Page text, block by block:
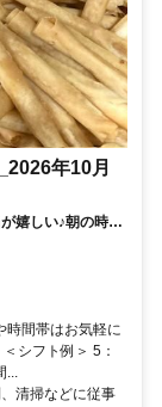
年10月
嬉しい♪朝の時間
時間帯はお気軽に
シフト例＞ 5：
...
清掃などに従事